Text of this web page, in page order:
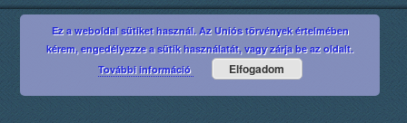
Ez a weboldal sütiket használ. Az Uniós törvények értelmében
kérem, engedélyezze a sütik használatát, vagy zárja be az oldalt.
További információ
Elfogadom